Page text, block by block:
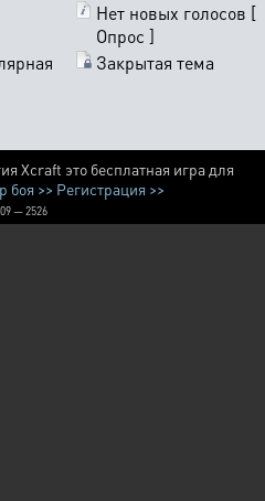
Нет новых голосов [
Опрос ]
Закрытая тема
Xcraft это бесплатная игра для
боя >> Регистрация >>
— 2526